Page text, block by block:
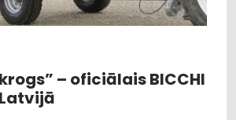
– oficiālais BICCHI